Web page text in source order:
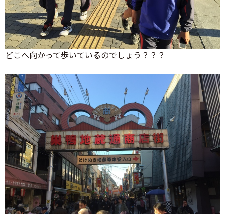
どこへ向かって歩いているのでしょう？？？